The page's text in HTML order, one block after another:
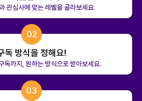
관심사에 맞는 레벨을 골라보세요.
02
독 방식을 정해요!
독까지, 원하는 방식으로 받아보세요.
03